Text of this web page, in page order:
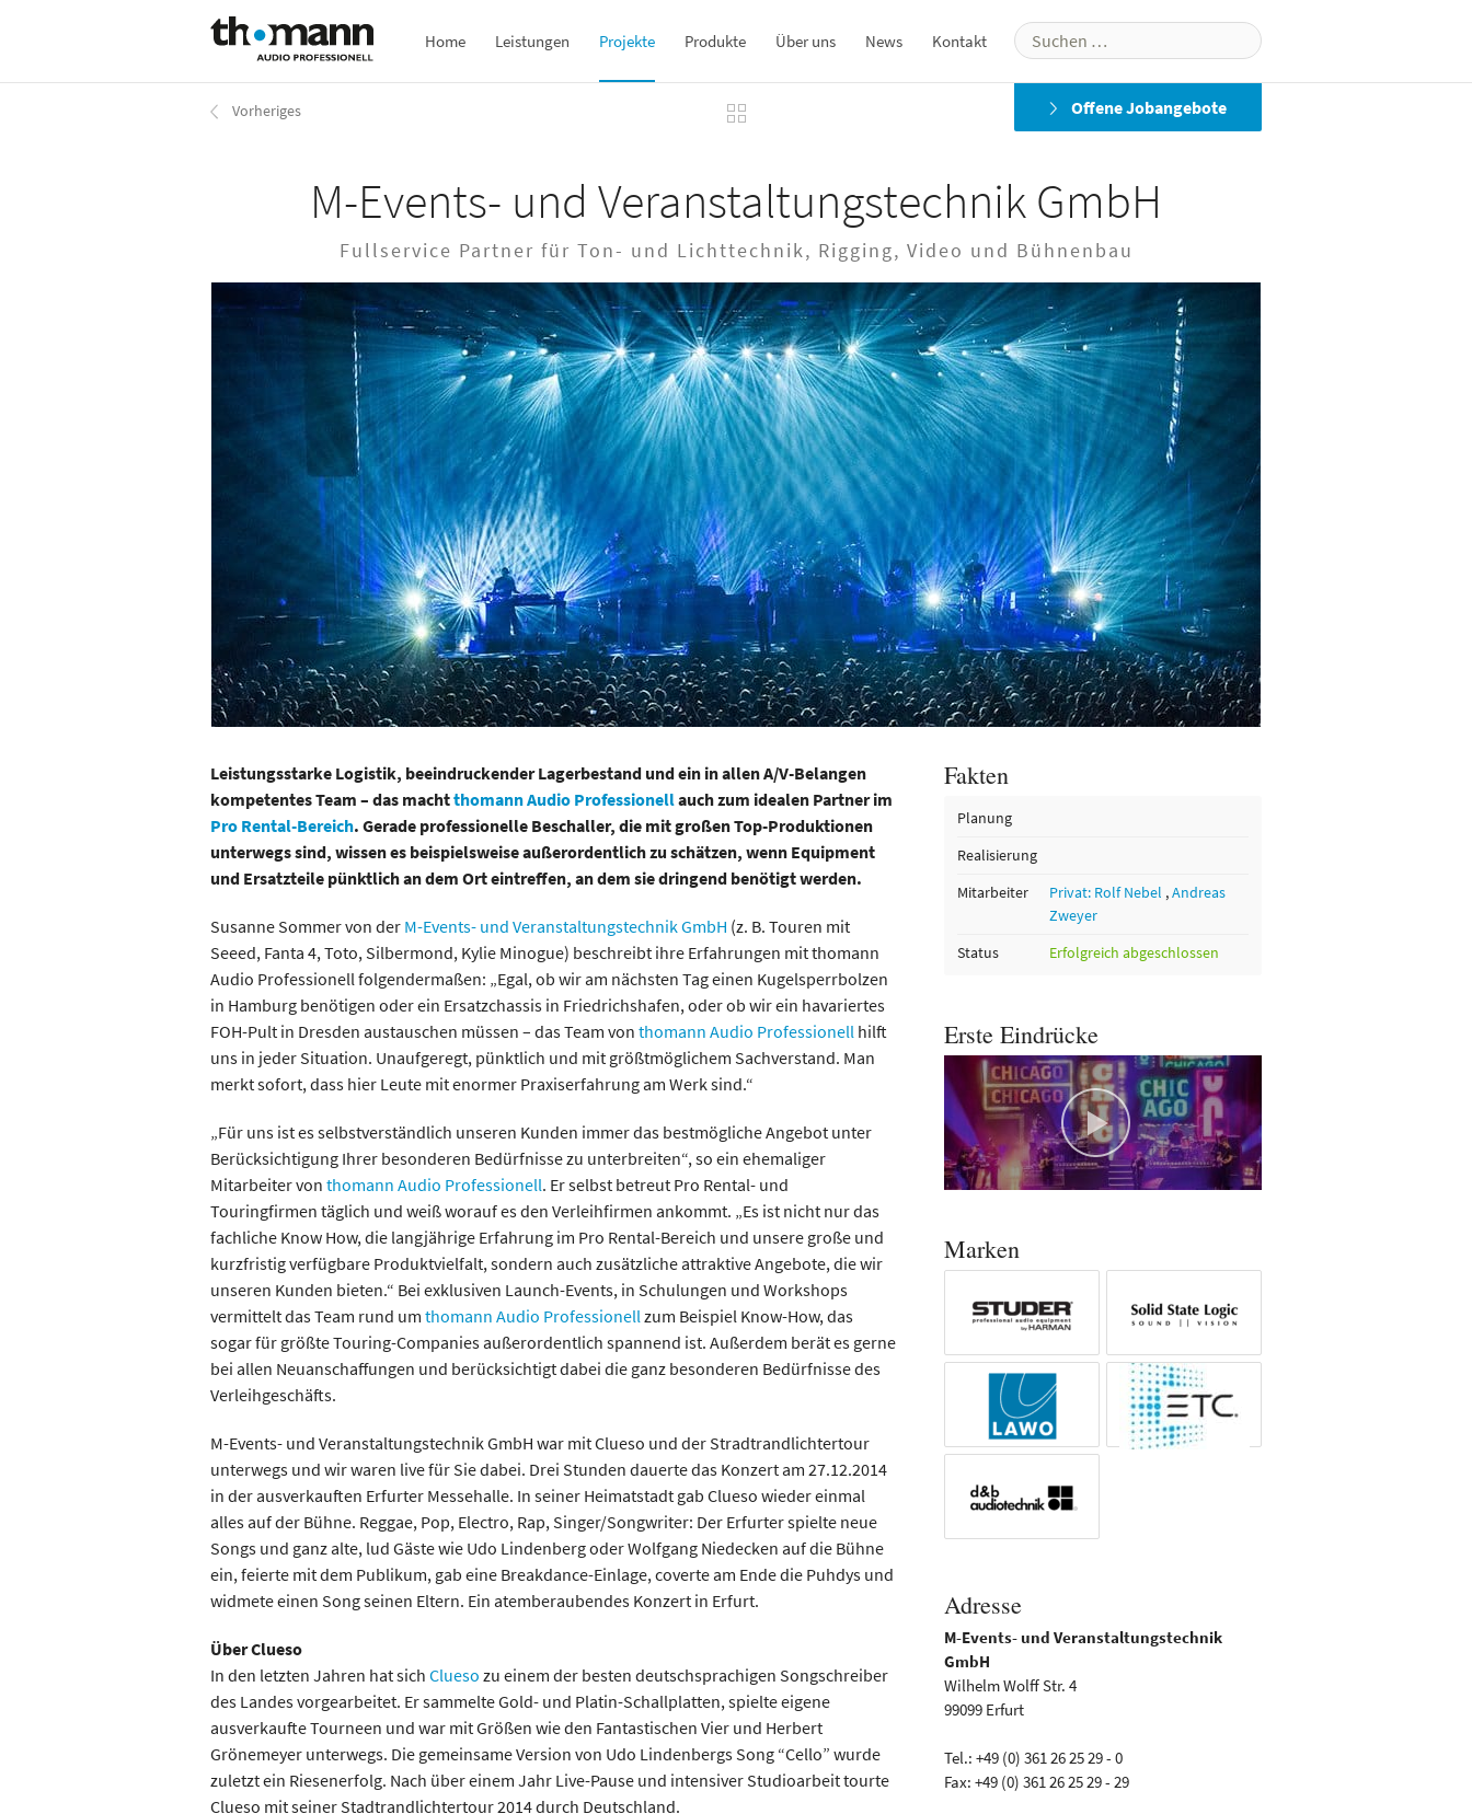
Suchen
nach:
Offene Jobangebote
Inhalt
Home Leistungen Projekte Produkte Über uns News Kontakt
Vorheriges Nächstes
M-Events- und Veranstaltungstechnik GmbH
Fullservice Partner für Ton- und Lichttechnik, Rigging, Video und Bühnenbau
Leistungsstarke Logistik, beeindruckender Lagerbestand und ein in allen A/V-Belangen
kompetentes Team – das machtthomann Audio Professionellauch zum idealen Partner im
Pro Rental-Bereich. Gerade professionelle Beschaller, die mit großen Top-Produktionen
unterwegs sind, wissen es beispielsweise außerordentlich zu schätzen, wenn Equipment
und Ersatzteile pünktlich an dem Ort eintreffen, an dem sie dringend benötigt werden.
Susanne Sommer von der M-Events- und Veranstaltungstechnik GmbH (z. B. Touren mit
Seeed, Fanta 4, Toto, Silbermond, Kylie Minogue) beschreibt ihre Erfahrungen mit thomann
Audio Professionell folgendermaßen: „Egal, ob wir am nächsten Tag einen Kugelsperrbolzen
in Hamburg benötigen oder ein Ersatzchassis in Friedrichshafen, oder ob wir ein havariertes
FOH-Pult in Dresden austauschen müssen – das Team von thomann Audio Professionell hilft
uns in jeder Situation. Unaufgeregt, pünktlich und mit größtmöglichem Sachverstand. Man
merkt sofort, dass hier Leute mit enormer Praxiserfahrung am Werk sind.“
„Für uns ist es selbstverständlich unseren Kunden immer das bestmögliche Angebot unter
Berücksichtigung Ihrer besonderen Bedürfnisse zu unterbreiten“, so ein ehemaliger
Mitarbeiter von thomann Audio Professionell. Er selbst betreut Pro Rental- und
Touringfirmen täglich und weiß worauf es den Verleihfirmen ankommt. „Es ist nicht nur das
fachliche Know How, die langjährige Erfahrung im Pro Rental-Bereich und unsere große und
kurzfristig verfügbare Produktvielfalt, sondern auch zusätzliche attraktive Angebote, die wir
unseren Kunden bieten.“ Bei exklusiven Launch-Events, in Schulungen und Workshops
vermittelt das Team rund um thomann Audio Professionellzum Beispiel Know-How, das
sogar für größte Touring-Companies außerordentlich spannend ist. Außerdem berät es gerne
bei allen Neuanschaffungen und berücksichtigt dabei die ganz besonderen Bedürfnisse des
Verleihgeschäfts.
M-Events- und Veranstaltungstechnik GmbH war mit Clueso und der Stradtrandlichtertour
unterwegs und wir waren live für Sie dabei. Drei Stunden dauerte das Konzert am 27.12.2014
in der ausverkauften Erfurter Messehalle. In seiner Heimatstadt gab Clueso wieder einmal
alles auf der Bühne. Reggae, Pop, Electro, Rap, Singer/Songwriter: Der Erfurter spielte neue
Songs und ganz alte, lud Gäste wie Udo Lindenberg oder Wolfgang Niedecken auf die Bühne
ein, feierte mit dem Publikum, gab eine Breakdance-Einlage, coverte am Ende die Puhdys und
widmete einen Song seinen Eltern. Ein atemberaubendes Konzert in Erfurt.
Über Clueso
In den letzten Jahren hat sich Clueso zu einem der besten deutschsprachigen Songschreiber
des Landes vorgearbeitet. Er sammelte Gold- und Platin-Schallplatten, spielte eigene
ausverkaufte Tourneen und war mit Größen wie den Fantastischen Vier und Herbert
Grönemeyer unterwegs. Die gemeinsame Version von Udo Lindenbergs Song “Cello” wurde
zuletzt ein Riesenerfolg. Nach über einem Jahr Live-Pause und intensiver Studioarbeit tourte
Clueso mit seiner Stadtrandlichtertour 2014 durch Deutschland.
Fakten
Planung
Realisierung
Mitarbeiter
Privat: Rolf Nebel ,Andreas
Zweyer
Status
Erfolgreich abgeschlossen
Erste Eindrücke
Marken
Adresse
M-Events- und Veranstaltungstechnik
GmbH
Wilhelm Wolff Str. 4
99099 Erfurt
Tel.: +49 (0) 361 26 25 29 - 0
Fax: +49 (0) 361 26 25 29 - 29